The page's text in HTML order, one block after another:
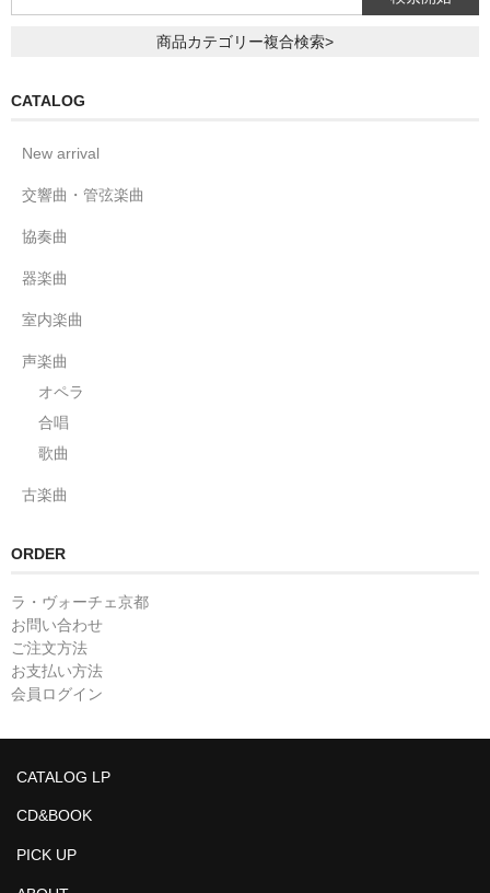
商品カテゴリー複合検索>
CATALOG
New arrival
交響曲・管弦楽曲
協奏曲
器楽曲
室内楽曲
声楽曲
オペラ
合唱
歌曲
古楽曲
ORDER
ラ・ヴォーチェ京都
お問い合わせ
ご注文方法
お支払い方法
会員ログイン
CATALOG LP
CD&BOOK
PICK UP